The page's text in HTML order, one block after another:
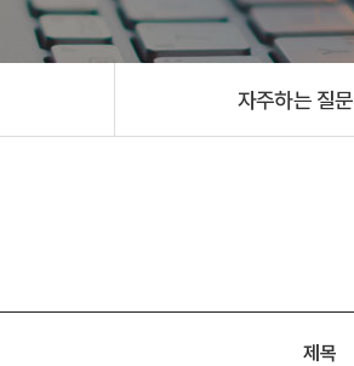
자주하는 질문
제목